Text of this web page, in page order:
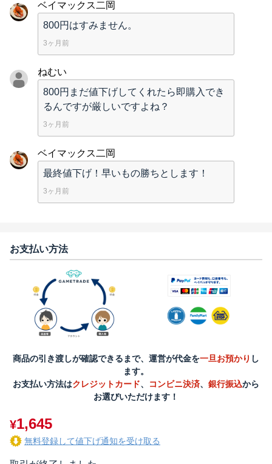
ベイマックス二岡
800円はすみません。
3ヶ月前
ねむい
800円まだ値下げしてくれたら即購入でき
るんですが厳しいですよね？
3ヶ月前
ベイマックス二岡
最終値下げ！早いもの勝ちとします！
3ヶ月前
お支払い方法
商品の引き渡しが確認できるまで、運営が代金を一旦お預かり し
ます。
お支払い方法はクレジットカード、 コンビニ決済、 銀行振込から
お選びいただけます！
¥1,645
無料登録して値下げ通知を受け取る